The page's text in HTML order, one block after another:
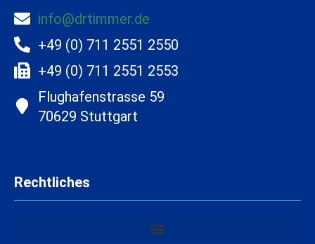
info@drtimmer.de
+49 (0) 711 2551 2550
+49 (0) 711 2551 2553
Flughafenstrasse 59
70629 Stuttgart
Rechtliches